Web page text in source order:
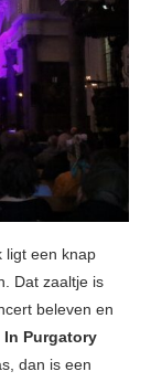
ligt een knap
Dat zaaltje is
beleven en
In Purgatory
dan is een